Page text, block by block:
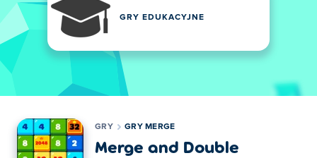
GRY EDUKACYJNE
GRY GRY MERGE
Merge and Double